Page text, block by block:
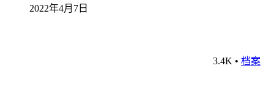
2022年4月7日
3.4K • 档案